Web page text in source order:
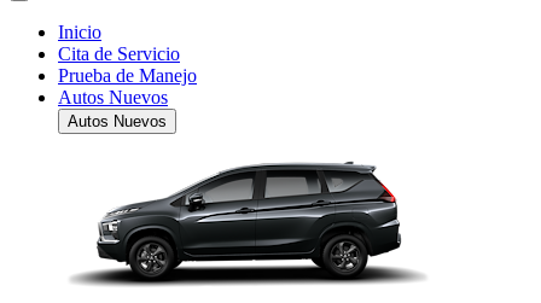
Inicio
Cita de Servicio
Prueba de Manejo
Autos Nuevos
Autos Nuevos